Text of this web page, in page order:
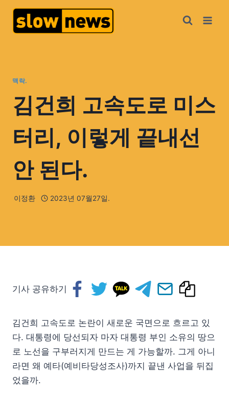
맥락.
김건희 고속도로 미스
터리, 이렇게 끝내선
안 된다.
이정환 2023년 07월27일.
기사 공유하기
김건희 고속도로 논란이 새로운 국면으로 흐르고 있
다. 대통령에 당선되자 마자 대통령 부인 소유의 땅으
로 노선을 구부러지게 만드는 게 가능할까. 그게 아니
라면 왜 예타(예비타당성조사)까지 끝낸 사업을 뒤집
었을까.